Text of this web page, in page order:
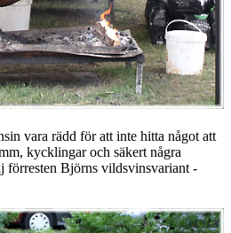
vara rädd för att inte hitta något att
kycklingar och säkert några
förresten Björns vildsvinsvariant -